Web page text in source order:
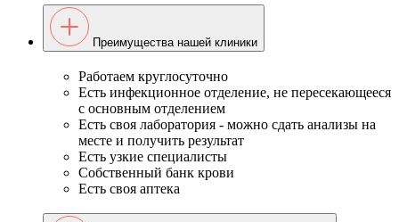
Преимущества нашей клиники
Работаем круглосуточно
Есть инфекционное отделение, не пересекающееся
с основным отделением
Есть своя лаборатория - можно сдать анализы на
месте и получить результат
Есть узкие специалисты
Собственный банк крови
Есть своя аптека